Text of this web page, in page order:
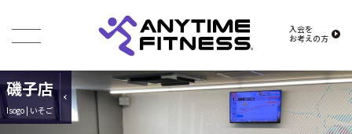
入会を
お考えの方
磯子店
Isogo | いそご